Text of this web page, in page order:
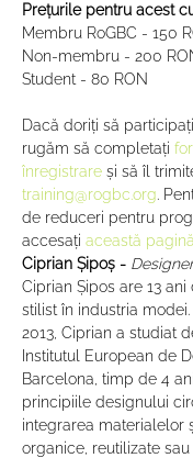
Prețurile pentru acest
Membru RoGBC - 150
Non-membru - 200
Student - 80 RON
Dacă doriți să
rugăm să completați
înregistrare și să îl
training@rogbc.org.
de reduceri pentru
accesați această pagină
Ciprian Șipoș -
Ciprian Șipos are 13
stilist în industria
2013, Ciprian a studiat
Institutul European de
Barcelona, timp de 4
principiile designului
integrarea materialelor
organice, reutilizate